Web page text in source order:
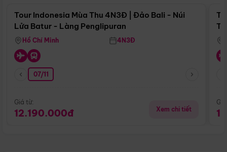
Tour Indonesia Mùa Thu 4N3Đ | Đảo Bali - Núi
Lửa Batur - Làng Penglipuran
Hồ Chí Minh 4N3Đ
07/11
Giá từ:
12.190.000đ Xem chi tiết